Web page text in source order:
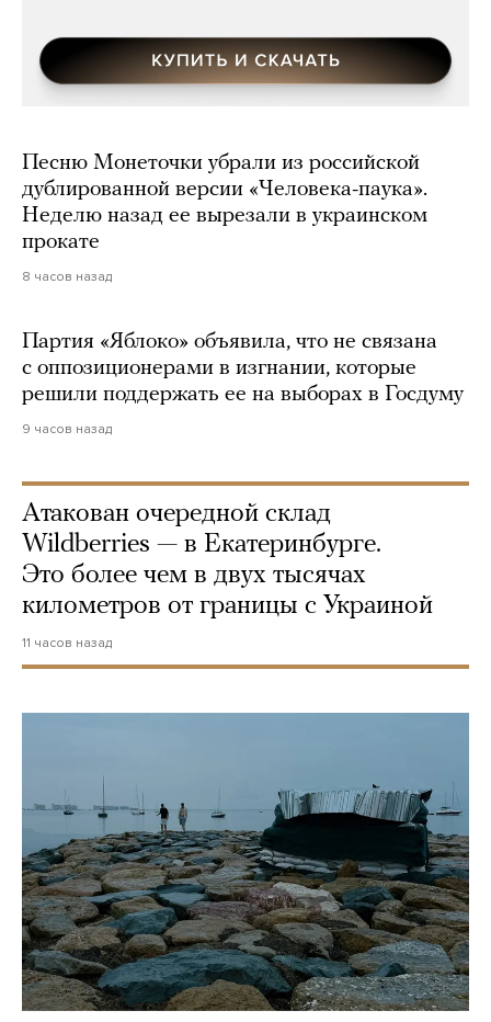
Песню Монеточки убрали из российской
дублированной версии «Человека-паука».
Неделю назад ее вырезали в украинском
прокате
8 часов назад
Партия «Яблоко» объявила, что не связана
с оппозиционерами в изгнании, которые
решили поддержать ее на выборах в Госдуму
9 часов назад
Атакован очередной склад
Wildberries — в Екатеринбурге.
Это более чем в двух тысячах
километров от границы с Украиной
11 часов назад